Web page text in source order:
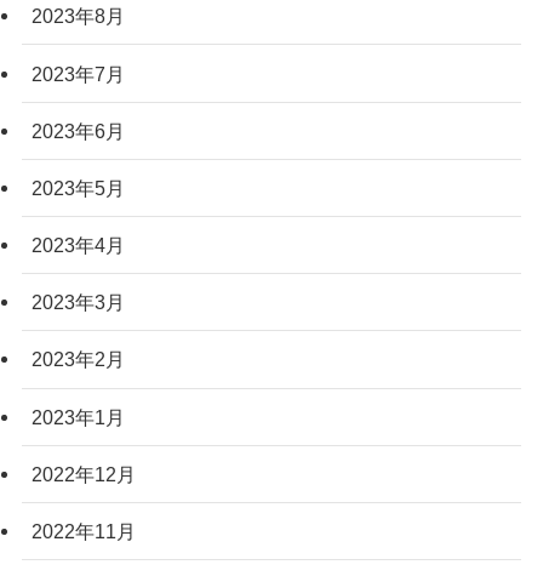
2023年8月
2023年7月
2023年6月
2023年5月
2023年4月
2023年3月
2023年2月
2023年1月
2022年12月
2022年11月